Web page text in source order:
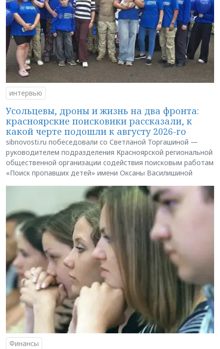
интервью
Усольцевы, дроны и жизнь на два фронта:
красноярские поисковики рассказали, к
какой черте подошли к августу 2026-го
sibnovosti.ru побеседовали со Светланой Торгашиной —
руководителем подразделения Красноярской региональной
общественной организации содействия поисковым работам
«Поиск пропавших детей» имени Оксаны Василишиной
Финансы